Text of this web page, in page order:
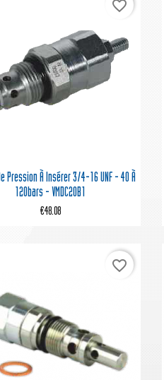
Quick view
Pression À Insérer 3/4-16 UNF - 40 À
120bars - VMDC20B1
€48.08
favorite_border
favorite_border